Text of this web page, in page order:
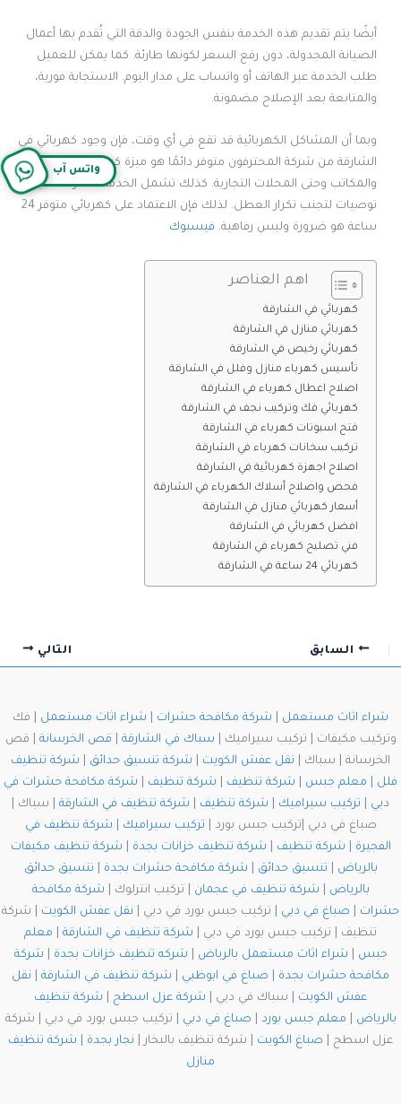
أيضًا يتم تقديم هذه الخدمة بنفس الجودة والدقة التي تُقدم بها أعمال
الصيانة المجدولة، دون رفع السعر لكونها طارئة. كما يمكن للعميل
طلب الخدمة عبر الهاتف أو واتساب على مدار اليوم. الاستجابة فورية،
والمتابعة بعد الإصلاح مضمونة.
وبما أن المشاكل الكهربائية قد تقع في أي وقت، فإن وجود كهربائي في
الشارقة من شركة المحترفون متوفر دائمًا هو ميزة كبيرة للمنازل
والمكاتب وحتى المحلات التجارية. كذلك تشمل الخدمة الطارئة تقديم
توصيات لتجنب تكرار العطل. لذلك فإن الاعتماد على كهربائي متوفر 24
ساعة هو ضرورة وليس رفاهية. فيسبوك
اهم العناصر
كهربائي في الشارقة
كهربائي منازل في الشارقة
كهربائي رخيص في الشارقة
تأسيس كهرباء منازل وفلل في الشارقة
اصلاح اعطال كهرباء في الشارقة
كهربائي فك وتركيب نجف في الشارقة
فتح اسبوتات كهرباء في الشارقة
تركيب سخانات كهرباء في الشارقة
اصلاح اجهزة كهربائية في الشارقة
فحص واصلاح أسلاك الكهرباء في الشارقة
أسعار كهربائي منازل في الشارقة
افضل كهربائي في الشارقة
فني تصليح كهرباء في الشارقة
كهربائي 24 ساعة في الشارقة
السابق التالي
شراء اثاث مستعمل شركة مكافحة حشرات شراء اثاث مستعمل | فك
وتركيب مكيفات | تركيب سيراميك | سباك في الشارقة قص الخرسانة | قص
الخرسانة | سباك | نقل عفش الكويت شركة تنسيق حدائق
شركة تنظيف
فلل
معلم جبس شركة تنظيف شركة تنظيف
شركة مكافحة حشرات في
دبي
تركيب سيراميك شركة تنظيف شركة تنظيف في الشارقة | سباك |
صباغ في دبي |تركيب جبس بورد | تركيب سيراميك
شركة تنظيف في
الفجيرة
شركة تنظيف شركة تنظيف خزانات بجدة
شركة تنظيف مكيفات
بالرياض
تنسيق حدائق شركة مكافحة حشرات بجدة
تنسيق حدائق
بالرياض
شركة تنظيف في عجمان | تركيب انترلوك | شركة مكافحة
حشرات
صباغ في دبي | تركيب جبس بورد في دبي | نقل عفش الكويت | شركة
تنظيف | تركيب جبس بورد في دبي | شركة تنظيف في الشارقة
معلم
جبس
شراء اثاث مستعمل بالرياض شركه تنظيف خزانات بجدة
شركة
مكافحة حشرات بجدة
صباغ في ابوظبي شركة تنظيف في الشارقة
نقل
عفش الكويت | سباك في دبي | شركة عزل اسطح
شركة تنظيف
بالرياض
معلم جبس بورد صباغ في دبي
| تركيب جبس بورد في دبي | شركة
عزل اسطح | صباغ الكويت | شركة تنظيف بالبخار | نجار بجدة
شركة تنظيف
منازل
واتس آب